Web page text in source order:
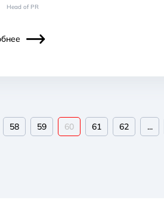
Head of PR
58 59 60 61 62 ...